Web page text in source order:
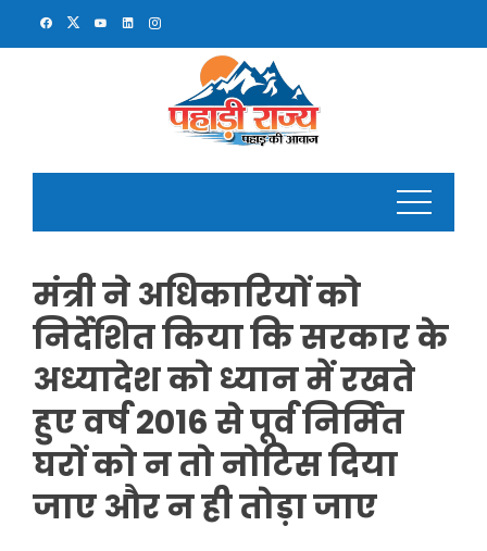
मंत्री ने अधिकारियों को
निर्देशित किया कि सरकार के
अध्यादेश को ध्यान में रखते
हुए वर्ष 2016 से पूर्व निर्मित
घरों को न तो नोटिस दिया
जाए और न ही तोड़ा जाए